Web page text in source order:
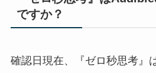
ですか？
確認日現在、『ゼロ秒思考』